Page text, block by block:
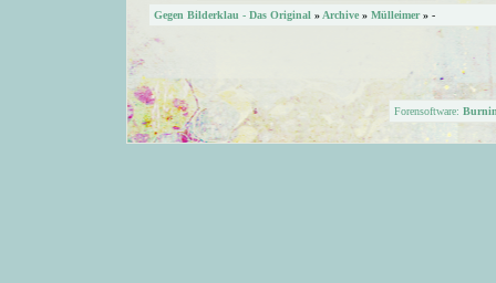
Gegen Bilderklau - Das Original » Archive » Mülleimer» -
Forensoftware: